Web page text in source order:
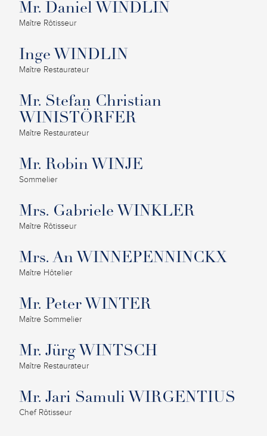
Mr. Daniel WINDLIN
Maître Rôtisseur
Inge WINDLIN
Maître Restaurateur
Mr. Stefan Christian
WINISTÖRFER
Maître Restaurateur
Mr. Robin WINJE
Sommelier
Mrs. Gabriele WINKLER
Maître Rôtisseur
Mrs. An WINNEPENNINCKX
Maître Hôtelier
Mr. Peter WINTER
Maître Sommelier
Mr. Jürg WINTSCH
Maître Restaurateur
Mr. Jari Samuli WIRGENTIUS
Chef Rôtisseur